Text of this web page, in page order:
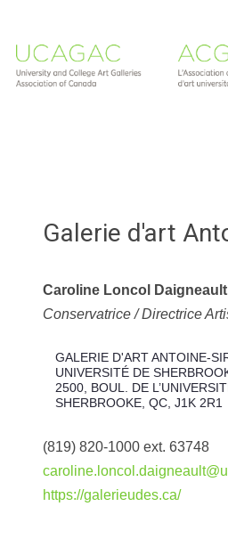
Galerie d'art
Caroline Loncol Daigneault
Conservatrice / Directrice
GALERIE D'ART ANTOINE-
UNIVERSITÉ DE
2500, BOUL. DE
SHERBROOKE, QC, J1K 2R1
(819) 820-1000 ext. 63748
https://galerieudes.ca/